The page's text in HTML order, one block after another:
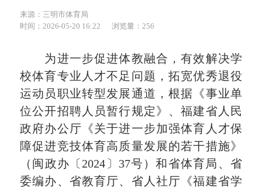
来源：三明市体育局
时间：2026-05-20 16:22
浏览量：256
为进一步促进体教融合，有效解决学
校体育专业人才不足问题，拓宽优秀退役
运动员职业转型发展通道，根据《事业单
位公开招聘人员暂行规定》、福建省人民
政府办公厅《关于进一步加强体育人才保
障促进竞技体育高质量发展的若干措施》
（闽政办〔2024〕37号）和省体育局、省
委编办、省教育厅、省人社厅《福建省学